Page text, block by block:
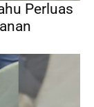
Perluas